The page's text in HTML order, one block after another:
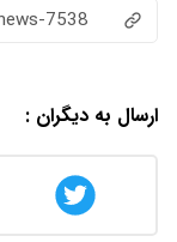
7538
ارسال به دیگران :